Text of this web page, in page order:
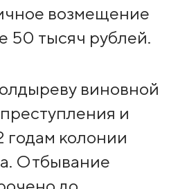
возмещение
50 тысяч рублей.
виновной
и
годам колонии
Отбывание